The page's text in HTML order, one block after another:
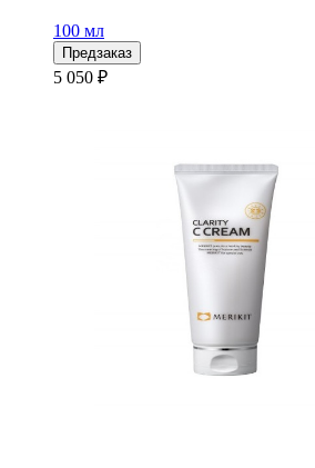
100 мл
Предзаказ
5 050 ₽